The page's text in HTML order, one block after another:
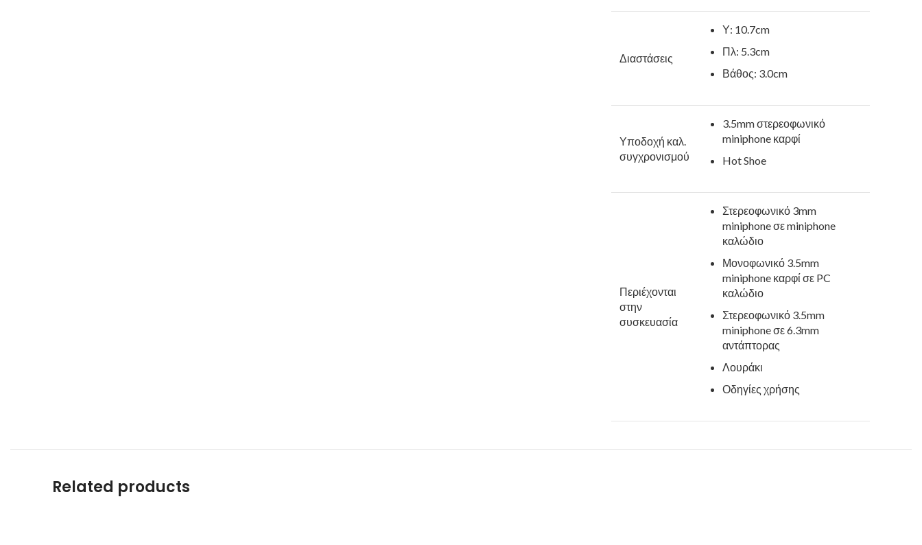
Διαστάσεις
Υ: 10.7cm
Πλ: 5.3cm
Βάθος: 3.0cm
Υποδοχή καλ.
συγχρονισμού
3.5mm στερεοφωνικό
miniphone καρφί
Hot Shoe
Περιέχονται
στην
συσκευασία
Στερεοφωνικό 3mm
miniphone σε miniphone
καλώδιο
Μονοφωνικό 3.5mm
miniphone καρφί σε PC
καλώδιο
Στερεοφωνικό 3.5mm
miniphone σε 6.3mm
αντάπτορας
Λουράκι
Οδηγίες χρήσης
Related products